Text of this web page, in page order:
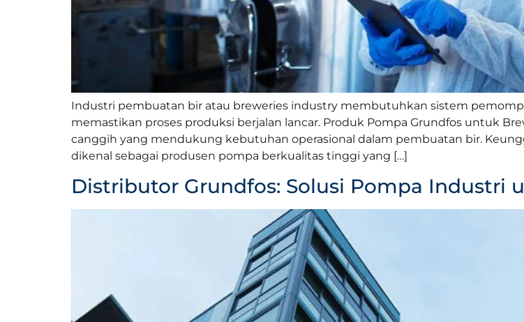
Industri pembuatan bir atau breweries industry membutuhkan sistem
memastikan proses produksi berjalan lancar. Produk Pompa Grundfos untuk
canggih yang mendukung kebutuhan operasional dalam pembuatan bir.
dikenal sebagai produsen pompa berkualitas tinggi yang […]
Distributor Grundfos: Solusi Pompa Industri